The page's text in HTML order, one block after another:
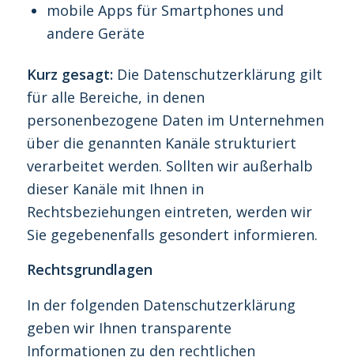
mobile Apps für Smartphones und
andere Geräte
Kurz gesagt: Die Datenschutzerklärung gilt
für alle Bereiche, in denen
personenbezogene Daten im Unternehmen
über die genannten Kanäle strukturiert
verarbeitet werden. Sollten wir außerhalb
dieser Kanäle mit Ihnen in
Rechtsbeziehungen eintreten, werden wir
Sie gegebenenfalls gesondert informieren.
Rechtsgrundlagen
In der folgenden Datenschutzerklärung
geben wir Ihnen transparente
Informationen zu den rechtlichen